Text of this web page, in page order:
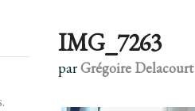
IMG_7263
parGrégoire Delacourt